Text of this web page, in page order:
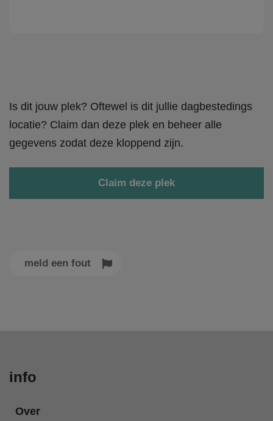
Is dit jouw plek? Oftewel is dit jullie dagbestedings
locatie? Claim dan deze plek en beheer alle
gegevens zodat deze kloppend zijn.
Claim deze plek
meld een fout
info
Over